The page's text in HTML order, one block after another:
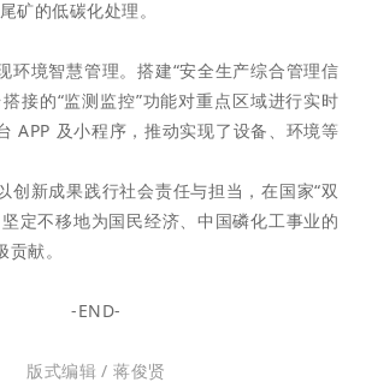
矿的低碳化处理。
环境智慧管理。搭建“安全生产综合管理信
接的“监测监控”功能对重点区域进行实时
APP 及小程序，推动实现了设备、环境等
创新成果践行社会责任与担当，在国家“双
坚定不移地为国民经济、中国磷化工事业的
献。
-END-
版式编辑 / 蒋俊贤